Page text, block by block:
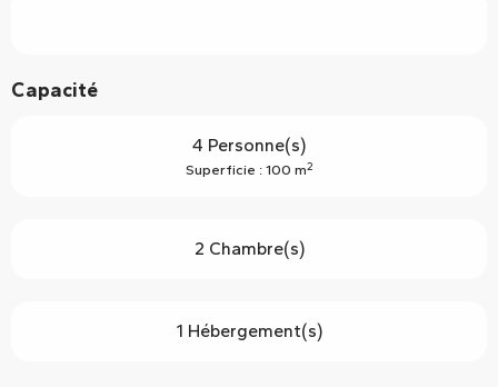
Capacité
4 Personne(s)
Superficie : 100 m2
2 Chambre(s)
1 Hébergement(s)